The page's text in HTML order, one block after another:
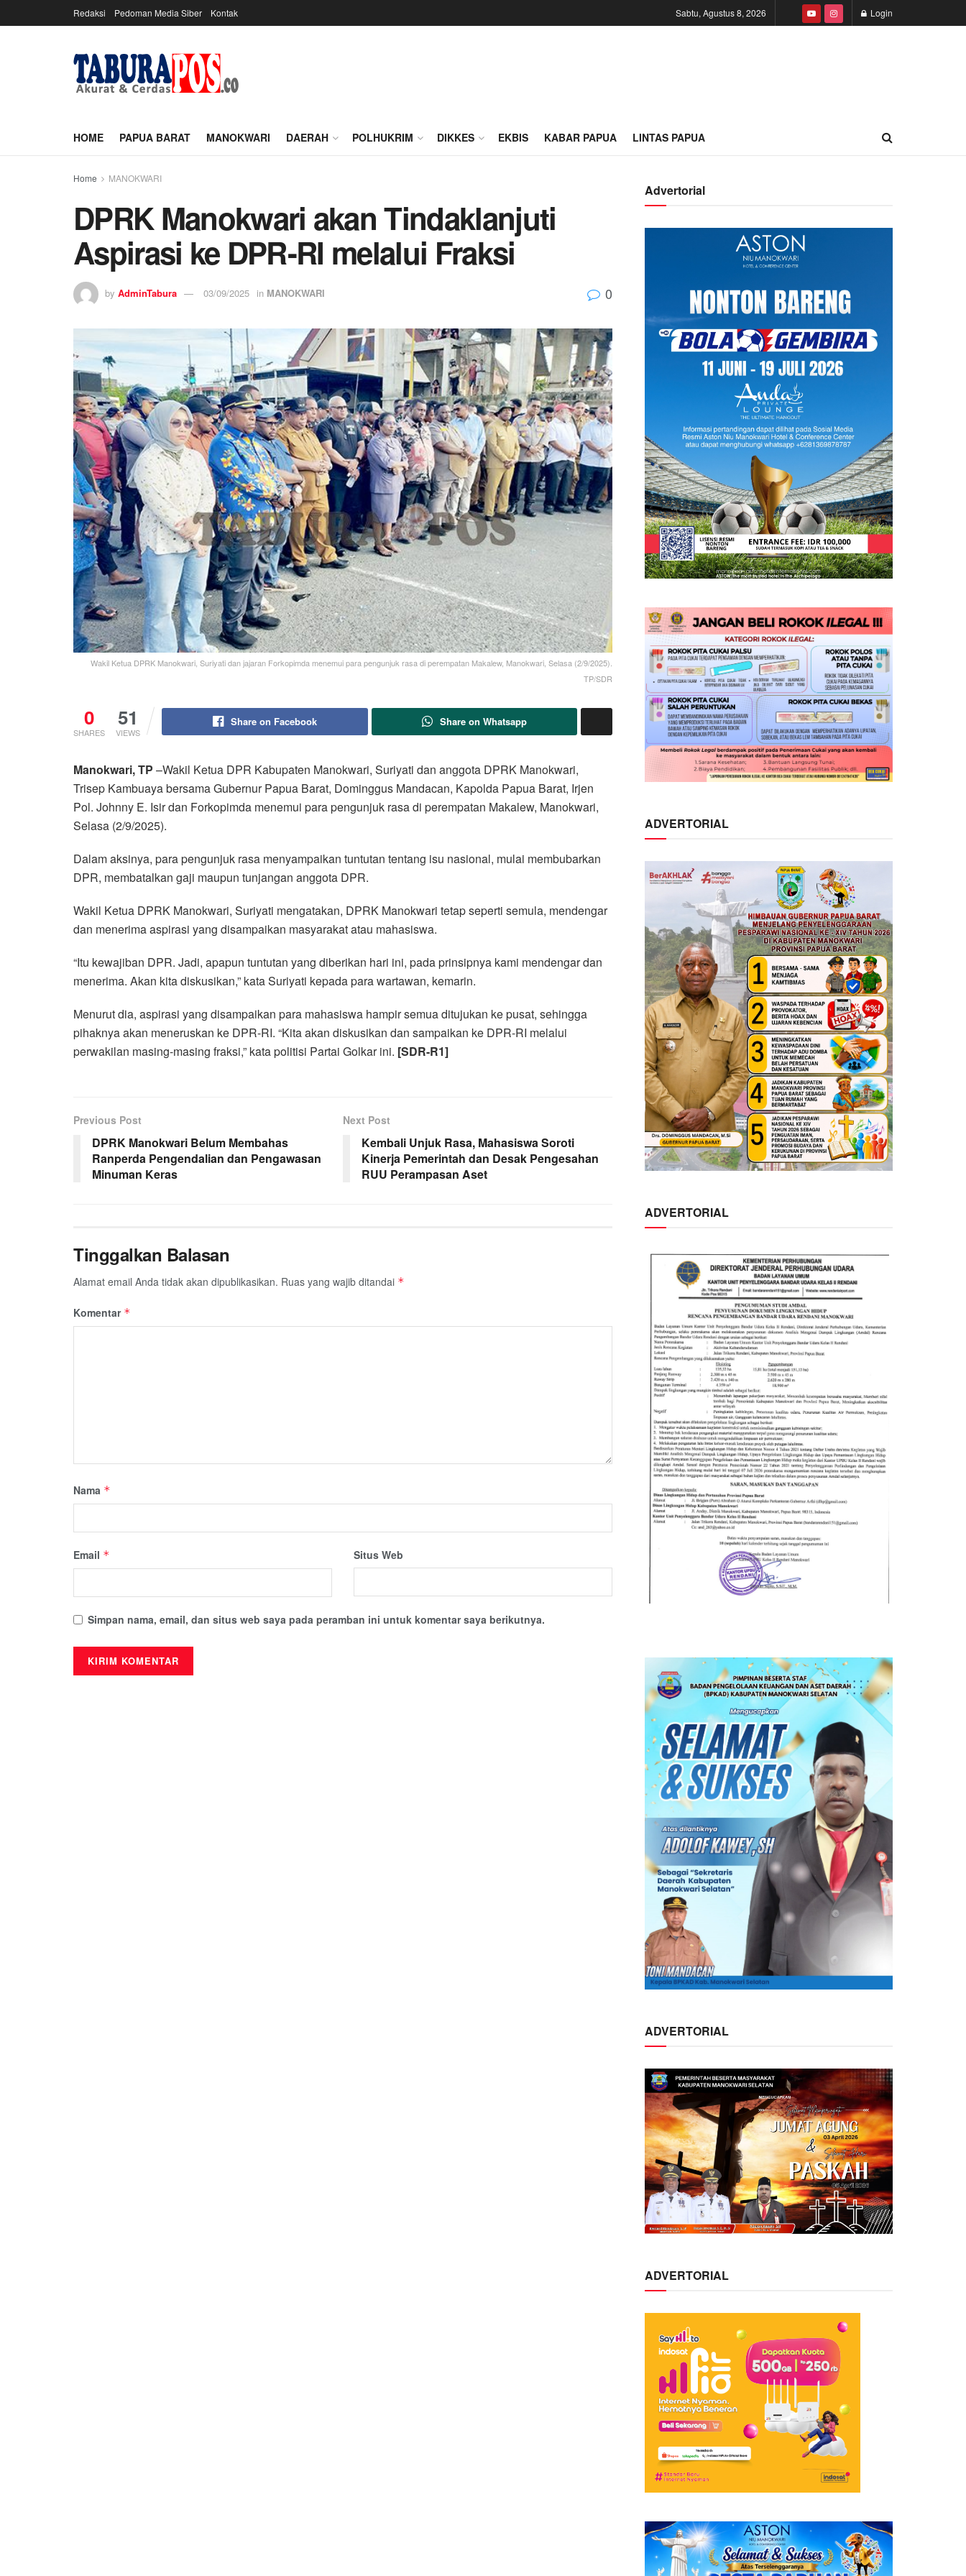
Redaksi Pedoman Media Siber Kontak Sabtu, Agustus 8, 2026 Login
HOME PAPUA BARAT MANOKWARI DAERAH POLHUKRIM DIKKES EKBIS KABAR PAPUA LINTAS PAPUA
Home MANOKWARI
DPRK Manokwari akan Tindaklanjuti
Aspirasi ke DPR-RI melalui Fraksi
by AdminTabura 03/09/2025 in MANOKWARI 0
Wakil Ketua DPRK Manokwari, Suriyati dan jajaran Forkopimda menemui para pengunjuk rasa di perempatan Makalew, Manokwari, Selasa (2/9/2025).
TP/SDR
0
SHARES
51
VIEWS
Share on Facebook Share on Whatsapp
Manokwari, TP –Wakil Ketua DPR Kabupaten Manokwari, Suriyati dan anggota DPRK Manokwari,
Trisep Kambuaya bersama Gubernur Papua Barat, Dominggus Mandacan, Kapolda Papua Barat, Irjen
Pol. Johnny E. Isir dan Forkopimda menemui para pengunjuk rasa di perempatan Makalew, Manokwari,
Selasa (2/9/2025).
Dalam aksinya, para pengunjuk rasa menyampaikan tuntutan tentang isu nasional, mulai membubarkan
DPR, membatalkan gaji maupun tunjangan anggota DPR.
Wakil Ketua DPRK Manokwari, Suriyati mengatakan, DPRK Manokwari tetap seperti semula, mendengar
dan menerima aspirasi yang disampaikan masyarakat atau mahasiswa.
“Itu kewajiban DPR. Jadi, apapun tuntutan yang diberikan hari ini, pada prinsipnya kami mendengar dan
menerima. Akan kita diskusikan,” kata Suriyati kepada para wartawan, kemarin.
Menurut dia, aspirasi yang disampaikan para mahasiswa hampir semua ditujukan ke pusat, sehingga
pihaknya akan meneruskan ke DPR-RI. “Kita akan diskusikan dan sampaikan ke DPR-RI melalui
perwakilan masing-masing fraksi,” kata politisi Partai Golkar ini. [SDR-R1]
Previous Post
DPRK Manokwari Belum Membahas
Ranperda Pengendalian dan Pengawasan
Minuman Keras
Next Post
Kembali Unjuk Rasa, Mahasiswa Soroti
Kinerja Pemerintah dan Desak Pengesahan
RUU Perampasan Aset
Tinggalkan Balasan
Alamat email Anda tidak akan dipublikasikan. Ruas yang wajib ditandai *
Komentar *
Nama *
Email * Situs Web
Simpan nama, email, dan situs web saya pada peramban ini untuk komentar saya berikutnya.
Advertorial
ADVERTORIAL
ADVERTORIAL
ADVERTORIAL
ADVERTORIAL